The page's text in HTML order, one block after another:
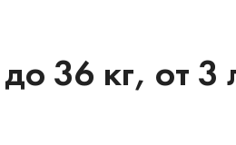
36 кг, от 3